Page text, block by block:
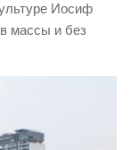
Иосиф
массы и без